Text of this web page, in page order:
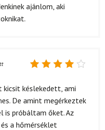
ajánlom, aki
4/ 5
késlekedett, ami
De amint megérkeztek
is próbáltam őket. Az
a hőmérséklet